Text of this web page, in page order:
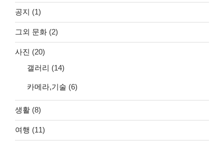
공지 (1)
그외 문화 (2)
사진 (20)
갤러리 (14)
카메라,기술 (6)
생활 (8)
여행 (11)